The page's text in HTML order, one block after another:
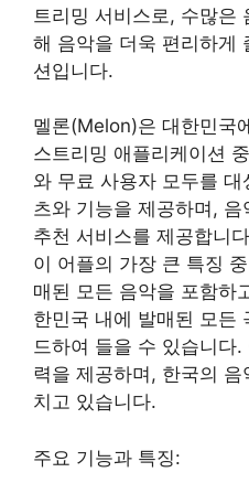
트리밍 서비스로, 수많은
해 음악을 더욱 편리하게
션입니다.
멜론(Melon)은 대한민국
스트리밍 애플리케이션
와 무료 사용자 모두를
츠와 기능을 제공하며,
추천 서비스를 제공합니
이 어플의 가장 큰 특징
매된 모든 음악을 포함하
한민국 내에 발매된 모든
드하여 들을 수 있습니다
력을 제공하며, 한국의
치고 있습니다.
주요 기능과 특징: